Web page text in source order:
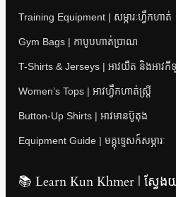
Training Equipment | សម្ភារៈហ្វឹកហាត់
Gym Bags | កាបូបហាត់ប្រាណ
T-Shirts & Jerseys | អាវយឺត និងអាវកី
Women’s Tops | អាវហ្វឹកហាត់ស្ត្រី
Button-Up Shirts | អាវមានប៊ូតុង
Equipment Guide | មគ្គុទ្ទេសក៍សម្ភារៈ
📚 Learn Kun Khmer | ស្វែង